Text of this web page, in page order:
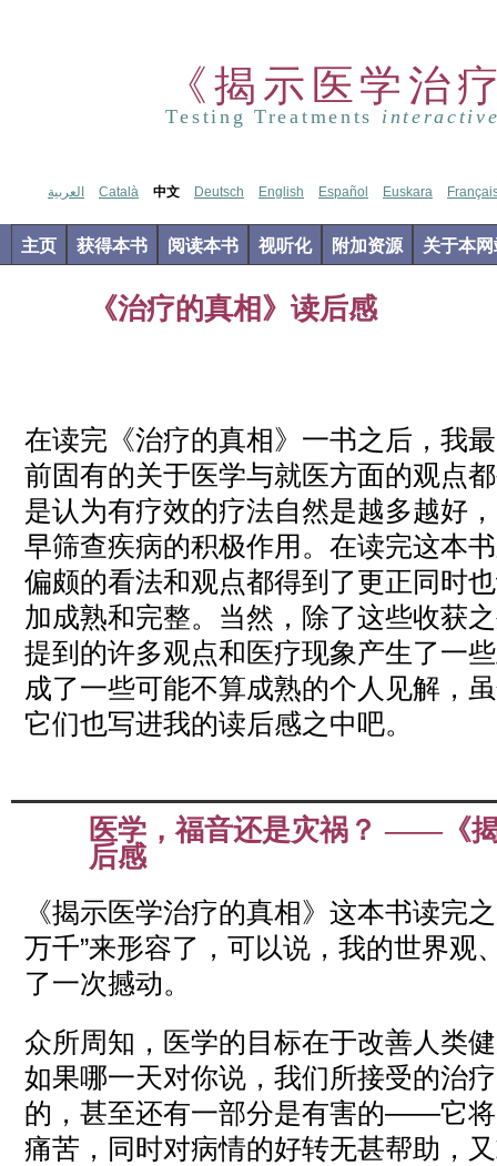
《揭示医学治
Testing Treatments
العربية Català 中文 Deutsch English Español Euskara
主页 获得本书 阅读本书 视听化 附加资源 关于本网
《治疗的真相》读后感
在读完《治疗的真相》一书之后，我
前固有的关于医学与就医方面的观点
是认为有疗效的疗法自然是越多越好
早筛查疾病的积极作用。在读完这本
偏颇的看法和观点都得到了更正同时
加成熟和完整。当然，除了这些收获
提到的许多观点和医疗现象产生了一
成了一些可能不算成熟的个人见解，
它们也写进我的读后感之中吧。
医学，福音还是灾祸？ ——《
后感
《揭示医学治疗的真相》这本书读完
万千”来形容了，可以说，我的世界观
了一次撼动。
众所周知，医学的目标在于改善人类
如果哪一天对你说，我们所接受的治
的，甚至还有一部分是有害的——它
痛苦，同时对病情的好转无甚帮助，